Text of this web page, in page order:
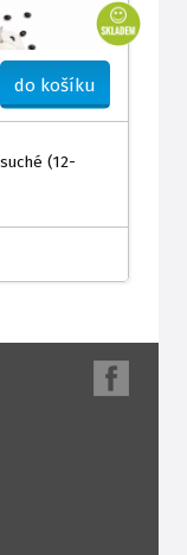
do košíku
(12-